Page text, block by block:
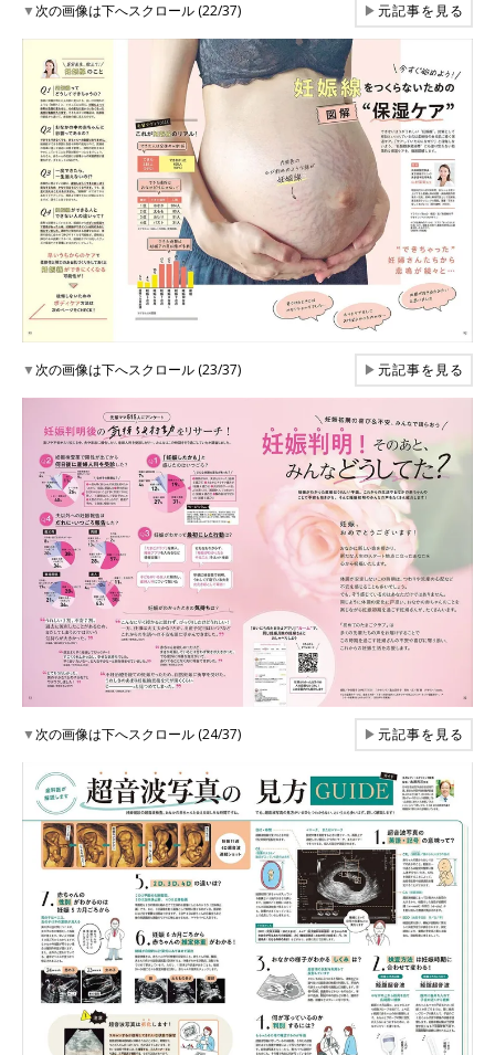
▼次の画像は下へスクロール (22/37) ▶元記事を見る
▼次の画像は下へスクロール (23/37) ▶元記事を見る
▼次の画像は下へスクロール (24/37) ▶元記事を見る